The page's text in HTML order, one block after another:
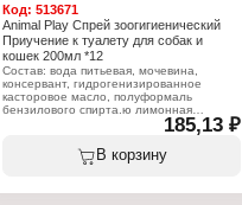
Код: 513671
Animal Play Спрей зоогигиенический
Приучение к туалету для собак и
кошек 200мл *12
Состав: вода питьевая, мочевина,
консервант, гидрогенизированное
касторовое масло, полуформаль
бензилового спирта.ю лимонная
Характеристики:
Бренд: Animal Play
185,13 ₽
В корзину